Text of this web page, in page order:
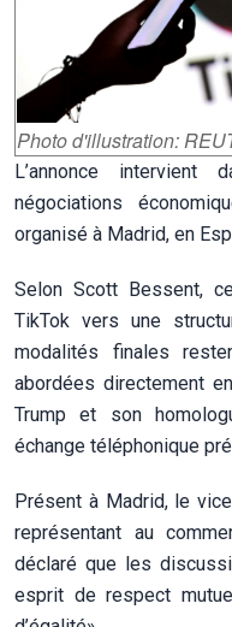
Photo d'illustration:
L’annonce
négociations
organisé à Madrid, en
Selon Scott Bessent,
TikTok vers une
modalités finales
abordées directement
Trump et son
échange téléphonique
Présent à Madrid, le
représentant au
déclaré que les
esprit de respect